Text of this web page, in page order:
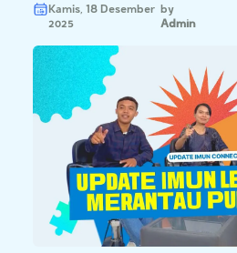
Kamis, 18 Desember
2025
by
Admin